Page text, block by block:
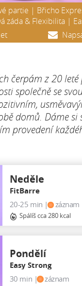
partie | Břicho
záda & Flexibilita |
čerpám z 20 leté
společně se
domů. Dáme si
provedení
Neděle
FitBarre
20-25 min | záznam
Spálíš cca 280 kcal
Pondělí
Easy Strong
30 min | záznam